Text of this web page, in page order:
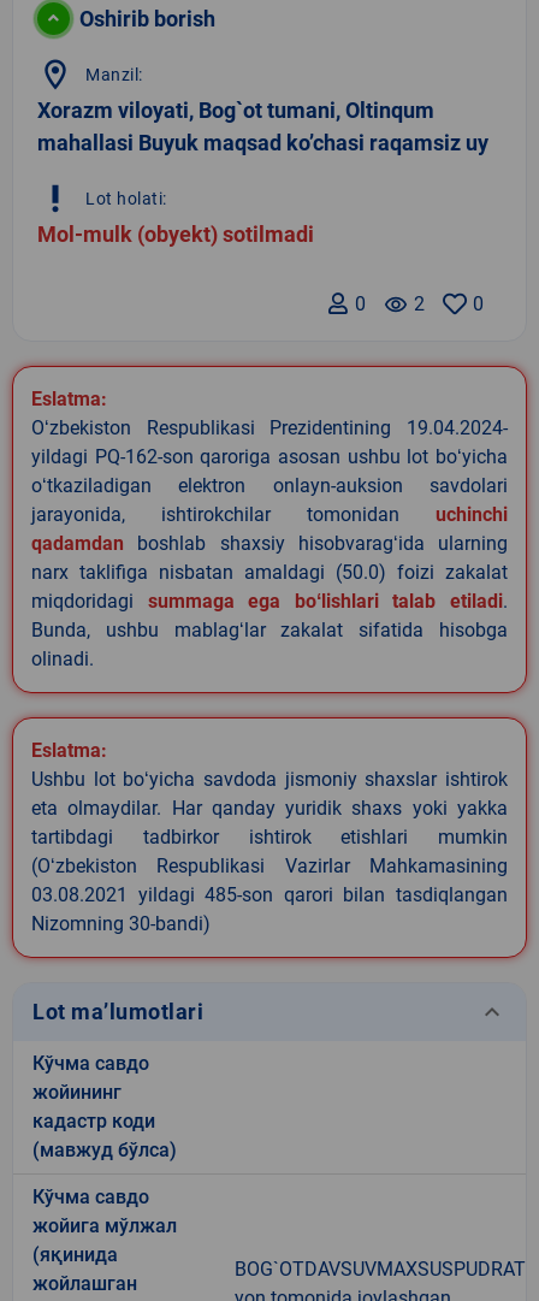
Oshirib borish
location_on Manzil:
Xorazm viloyati, Bog`ot tumani, Oltinqum
mahallasi Buyuk maqsad ko’chasi raqamsiz uy
priority_high Lot holati:
Mol-mulk (obyekt) sotilmadi
0
remove_red_eye 2
0
Eslatma:
Oʻzbekiston Respublikasi Prezidentining 19.04.2024-
yildagi PQ-162-son qaroriga asosan ushbu lot boʻyicha
oʻtkaziladigan elektron onlayn-auksion savdolari
jarayonida, ishtirokchilar tomonidan uchinchi
qadamdan boshlab shaxsiy hisobvaragʻida ularning
narx taklifiga nisbatan amaldagi (50.0) foizi zakalat
miqdoridagi summaga ega boʻlishlari talab etiladi.
Bunda, ushbu mablagʻlar zakalat sifatida hisobga
olinadi.
Eslatma:
Ushbu lot boʻyicha savdoda jismoniy shaxslar ishtirok
eta olmaydilar. Har qanday yuridik shaxs yoki yakka
tartibdagi tadbirkor ishtirok etishlari mumkin
(Oʻzbekiston Respublikasi Vazirlar Mahkamasining
03.08.2021 yildagi 485-son qarori bilan tasdiqlangan
Nizomning 30-bandi)
Lot ma’lumotlari keyboard_arrow_down
Кўчма савдо
жойининг
кадастр коди
(мавжуд бўлса)
Кўчма савдо
жойига мўлжал
(яқинида
жойлашган
BOG`OTDAVSUVMAXSUSPUDRAT